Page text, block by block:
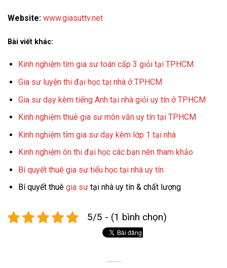
Website: www.giasuttv.net
Bài viết khác:
Kinh nghiệm tìm gia sư toán cấp 3 giỏi tại TPHCM
Gia sư luyện thi đại học tại nhà ở TPHCM
Gia sư dạy kèm tiếng Anh tại nhà giỏi uy tín ở TPHCM
Kinh nghiệm thuê gia sư môn văn uy tín tại TPHCM
Kinh nghiệm tìm gia sư dạy kèm lớp 1 tại nhà
Kinh nghiệm ôn thi đại học các bạn nên tham khảo
Bí quyết thuê gia sư tiểu học tại nhà uy tín
Bí quyết thuê gia sưtại nhà uy tín & chất lượng
5/5 - (1 bình chọn)